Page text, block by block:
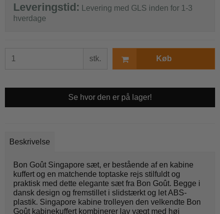
Leveringstid:
Levering med GLS inden for 1-3
hverdage
stk. Køb
Se hvor den er på lager!
Beskrivelse
Bon Goût Singapore sæt, er bestående af en kabine
kuffert og en matchende toptaske rejs stilfuldt og
praktisk med dette elegante sæt fra Bon Goût. Begge i
dansk design og fremstillet i slidstærkt og let ABS-
plastik. Singapore kabine trolleyen den velkendte Bon
Goût kabinekuffert kombinerer lav vægt med høj